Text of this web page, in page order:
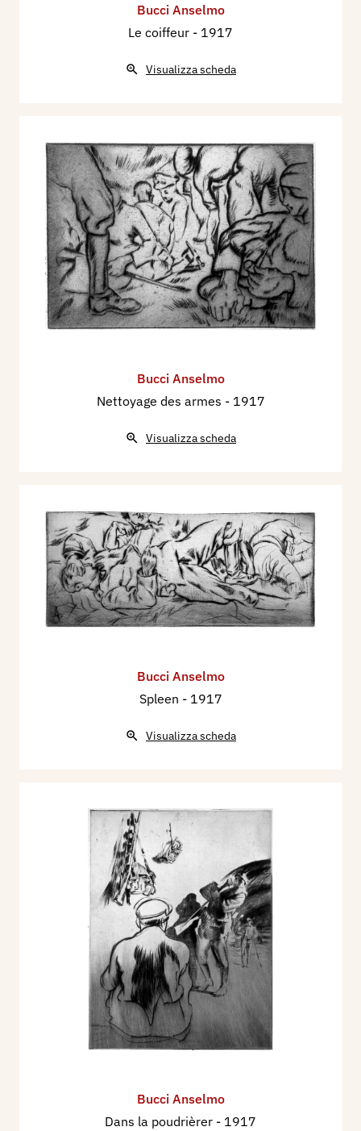
Bucci Anselmo
Le coiffeur - 1917
Visualizza scheda
Bucci Anselmo
Nettoyage des armes - 1917
Visualizza scheda
Bucci Anselmo
Spleen - 1917
Visualizza scheda
Bucci Anselmo
Dans la poudrièrer - 1917